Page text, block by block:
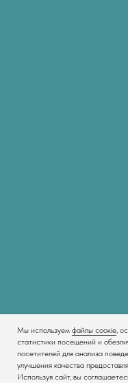
Мы используем файлы соокіе,
статистики посещений и
посетителей для анализа
улучшения качества
Используя сайт, вы
Made